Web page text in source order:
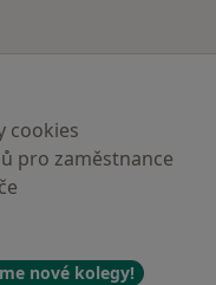
cookies
pro zaměstnance
nové kolegy!